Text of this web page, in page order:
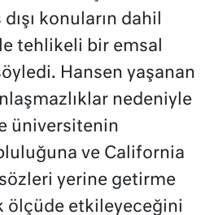
konuların dahil
tehlikeli bir emsal
Hansen yaşanan
nedeniyle
üniversitenin
ve California
yerine getirme
ölçüde etkileyeceğini